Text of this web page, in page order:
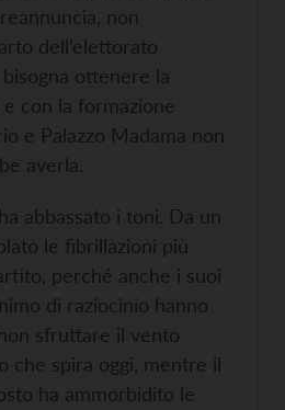
non
dell’elettorato
ottenere la
con la formazione
e Palazzo Madama non
averla.
abbassato i toni. Da un
le fibrillazioni più
perché anche i suoi
di raziocinio hanno
sfruttare il vento
che spira oggi, mentre il
ha ammorbidito le